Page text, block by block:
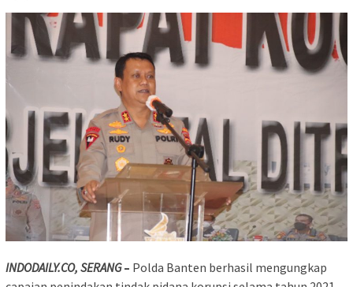
INDODAILY.CO, SERANG– Polda Banten berhasil mengungkap